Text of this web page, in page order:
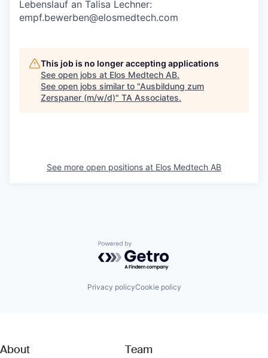
Lebenslauf an Talisa Lechner:
empf.bewerben@elosmedtech.com
This job is no longer accepting applications
See open jobs at Elos Medtech AB.
See open jobs similar to "Ausbildung zum
Zerspaner (m/w/d)" TA Associates.
See more open positions at Elos Medtech AB
Powered by Getro.com
Privacy policyCookie policy
About
Team